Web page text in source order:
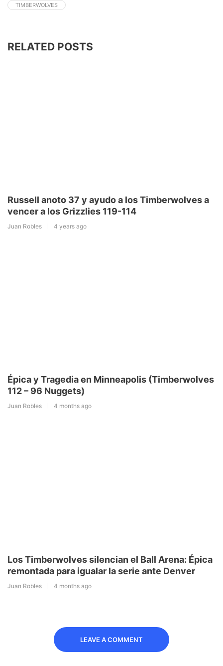
TIMBERWOLVES
RELATED POSTS
Russell anoto 37 y ayudo a los Timberwolves a
vencer a los Grizzlies 119-114
Juan Robles 4 years ago
Épica y Tragedia en Minneapolis (Timberwolves
112 – 96 Nuggets)
Juan Robles 4 months ago
Los Timberwolves silencian el Ball Arena: Épica
remontada para igualar la serie ante Denver
Juan Robles 4 months ago
LEAVE A COMMENT